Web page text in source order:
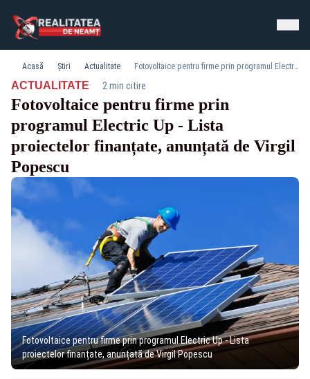
Acasă Știri Actualitate Fotovoltaice pentru firme prin programul Electric Up - Lista proiectelor finanțate, anunțată de Virgil Popescu
ACTUALITATE· 2 min citire
Fotovoltaice pentru firme prin
programul Electric Up - Lista
proiectelor finanțate, anunțată de Virgil
Popescu
Fotovoltaice pentru firme prin programul Electric Up - Lista
proiectelor finanțate, anunțată de Virgil Popescu